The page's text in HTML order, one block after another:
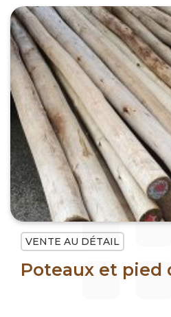
VENTE AU DÉTAIL
Poteaux et pied